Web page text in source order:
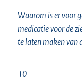
Waarom is er voor
medicatie voor de
te laten maken van
10